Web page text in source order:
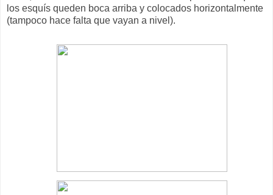
los esquís queden boca arriba y colocados horizontalmente
(tampoco hace falta que vayan a nivel).